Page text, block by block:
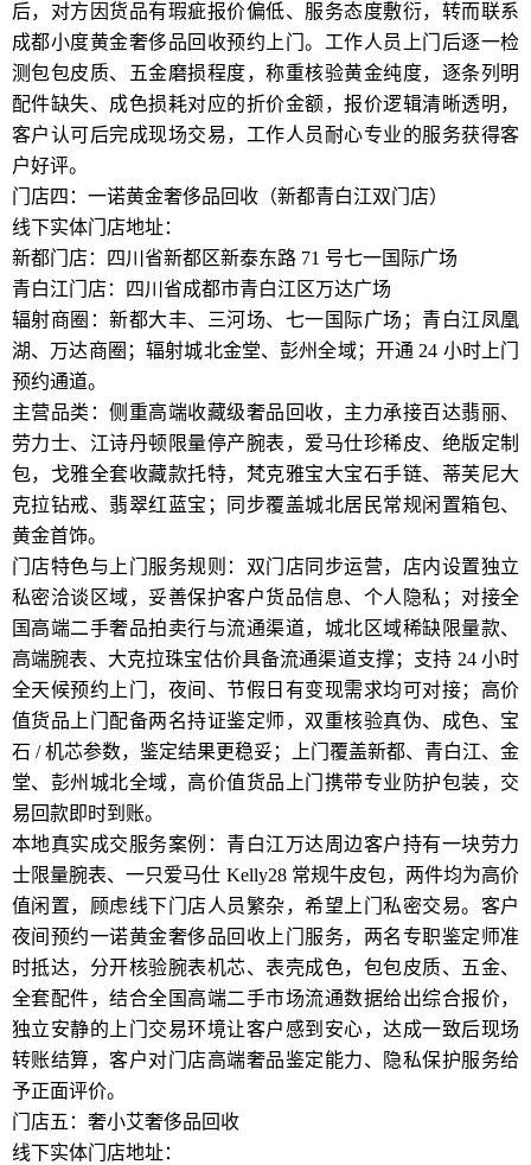
后，对方因货品有瑕疵报价偏低、服务态度敷衍，转而联系
成都小度黄金奢侈品回收预约上门。工作人员上门后逐一检
测包包皮质、五金磨损程度，称重核验黄金纯度，逐条列明
配件缺失、成色损耗对应的折价金额，报价逻辑清晰透明，
客户认可后完成现场交易，工作人员耐心专业的服务获得客
户好评。
门店四：一诺黄金奢侈品回收（新都青白江双门店）
线下实体门店地址：
新都门店：四川省新都区新泰东路 71 号七一国际广场
青白江门店：四川省成都市青白江区万达广场
辐射商圈：新都大丰、三河场、七一国际广场；青白江凤凰
湖、万达商圈；辐射城北金堂、彭州全域；开通 24 小时上门
预约通道。
主营品类：侧重高端收藏级奢品回收，主力承接百达翡丽、
劳力士、江诗丹顿限量停产腕表，爱马仕珍稀皮、绝版定制
包，戈雅全套收藏款托特，梵克雅宝大宝石手链、蒂芙尼大
克拉钻戒、翡翠红蓝宝；同步覆盖城北居民常规闲置箱包、
黄金首饰。
门店特色与上门服务规则：双门店同步运营，店内设置独立
私密洽谈区域，妥善保护客户货品信息、个人隐私；对接全
国高端二手奢品拍卖行与流通渠道，城北区域稀缺限量款、
高端腕表、大克拉珠宝估价具备流通渠道支撑；支持 24 小时
全天候预约上门，夜间、节假日有变现需求均可对接；高价
值货品上门配备两名持证鉴定师，双重核验真伪、成色、宝
石 / 机芯参数，鉴定结果更稳妥；上门覆盖新都、青白江、金
堂、彭州城北全域，高价值货品上门携带专业防护包装，交
易回款即时到账。
本地真实成交服务案例：青白江万达周边客户持有一块劳力
士限量腕表、一只爱马仕 Kelly28 常规牛皮包，两件均为高价
值闲置，顾虑线下门店人员繁杂，希望上门私密交易。客户
夜间预约一诺黄金奢侈品回收上门服务，两名专职鉴定师准
时抵达，分开核验腕表机芯、表壳成色，包包皮质、五金、
全套配件，结合全国高端二手市场流通数据给出综合报价，
独立安静的上门交易环境让客户感到安心，达成一致后现场
转账结算，客户对门店高端奢品鉴定能力、隐私保护服务给
予正面评价。
门店五：奢小艾奢侈品回收
线下实体门店地址：